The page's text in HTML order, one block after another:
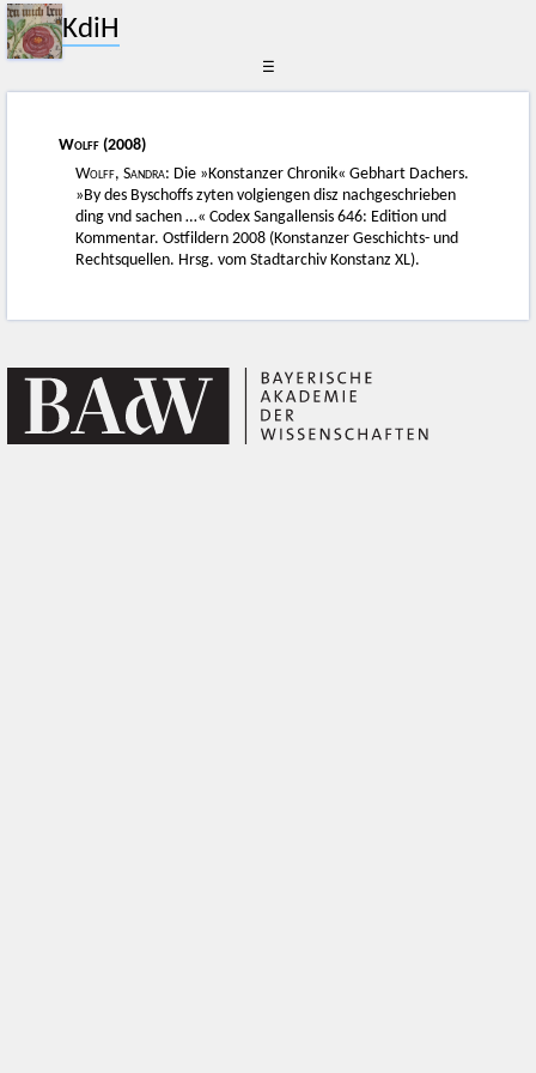
KdiH
☰
Wolff (2008)
Wolff, Sandra: Die »Konstanzer Chronik« Gebhart Dachers.
»By des Byschoffs zyten volgiengen disz nachgeschrieben
ding vnd sachen …« Codex Sangallensis 646: Edition und
Kommentar. Ostfildern 2008 (Konstanzer Geschichts- und
Rechtsquellen. Hrsg. vom Stadtarchiv Konstanz XL).